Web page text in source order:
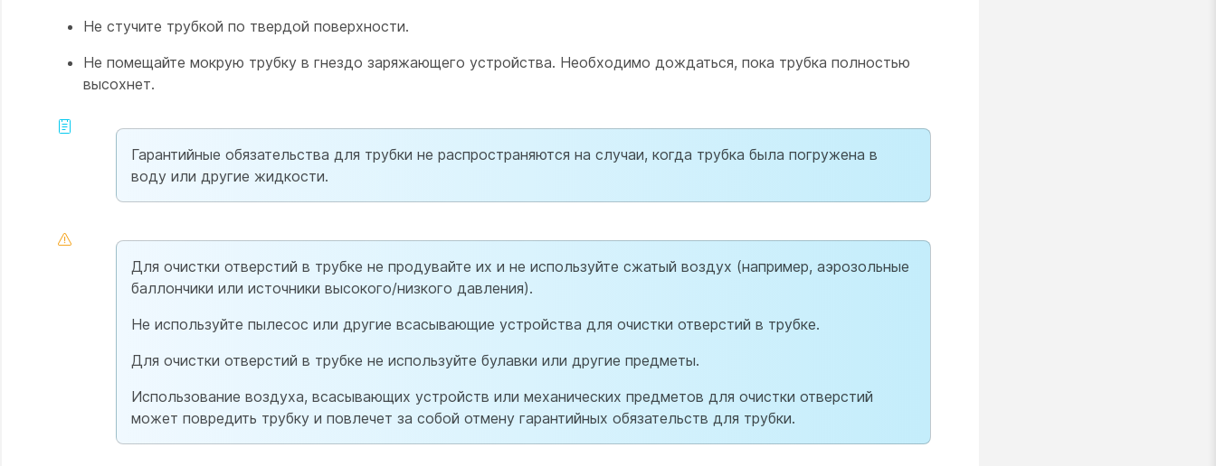
Не стучите трубкой по твердой поверхности.
Не помещайте мокрую трубку в гнездо заряжающего устройства. Необходимо дождаться, пока трубка полностью
высохнет.
Гарантийные обязательства для трубки не распространяются на случаи, когда трубка была погружена в
воду или другие жидкости.
Для очистки отверстий в трубке не продувайте их и не используйте сжатый воздух (например, аэрозольные
баллончики или источники высокого/низкого давления).
Не используйте пылесос или другие всасывающие устройства для очистки отверстий в трубке.
Для очистки отверстий в трубке не используйте булавки или другие предметы.
Использование воздуха, всасывающих устройств или механических предметов для очистки отверстий
может повредить трубку и повлечет за собой отмену гарантийных обязательств для трубки.